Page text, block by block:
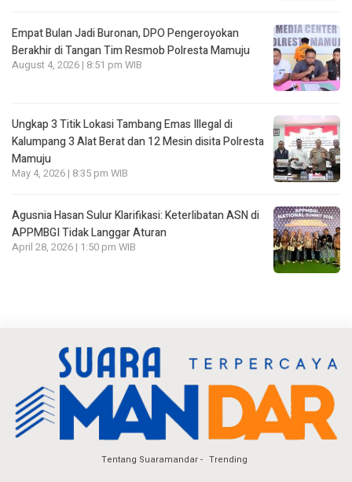
Empat Bulan Jadi Buronan, DPO Pengeroyokan
Berakhir di Tangan Tim Resmob Polresta Mamuju
August 4, 2026 | 8:51 pm WIB
Ungkap 3 Titik Lokasi Tambang Emas Illegal di
Kalumpang 3 Alat Berat dan 12 Mesin disita Polresta
Mamuju
May 4, 2026 | 8:35 pm WIB
Agusnia Hasan Sulur Klarifikasi: Keterlibatan ASN di
APPMBGI Tidak Langgar Aturan
April 28, 2026 | 1:50 pm WIB
Tentang Suaramandar Trending